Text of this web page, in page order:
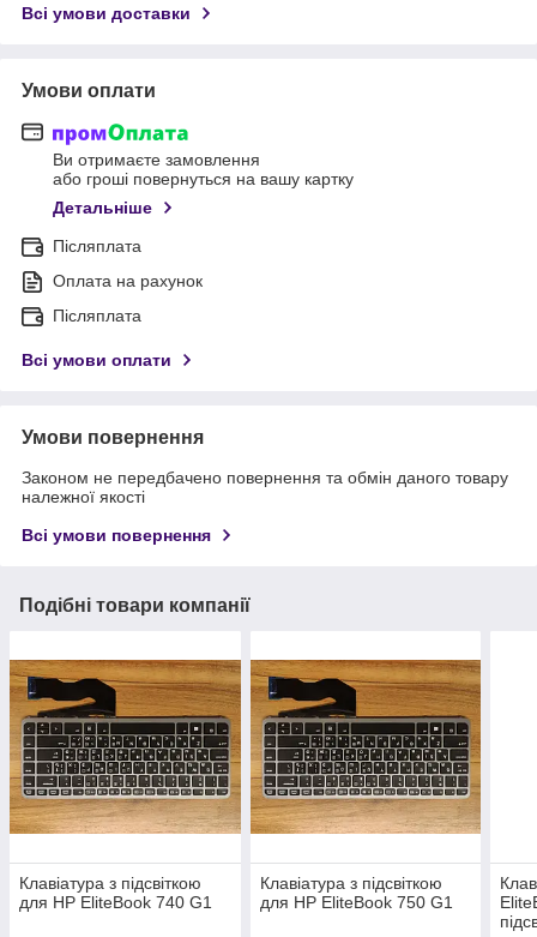
Всі умови доставки
Умови оплати
Ви отримаєте замовлення
або гроші повернуться на вашу картку
Детальніше
Післяплата
Оплата на рахунок
Післяплата
Всі умови оплати
Умови повернення
Законом не передбачено повернення та обмін даного товару
належної якості
Всі умови повернення
Подібні товари компанії
Клавіатура з підсвіткою
для HP EliteBook 740 G1
Клавіатура з підсвіткою
для HP EliteBook 750 G1